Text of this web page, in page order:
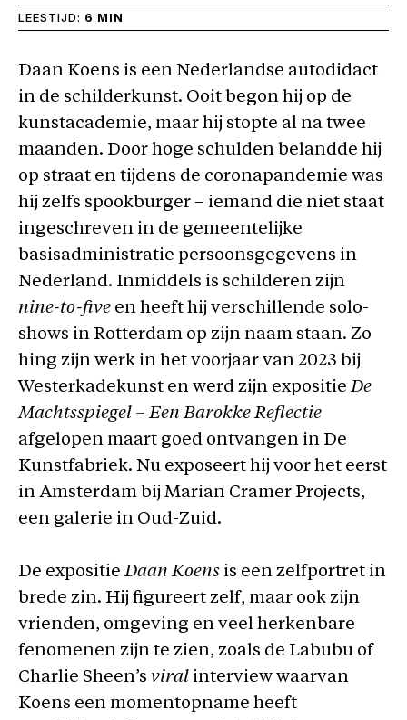
LEESTIJD: 6 MIN
Daan Koens is een Nederlandse autodidact
in de schilderkunst. Ooit begon hij op de
kunstacademie, maar hij stopte al na twee
maanden. Door hoge schulden belandde hij
op straat en tijdens de coronapandemie was
hij zelfs spookburger – iemand die niet staat
ingeschreven in de gemeentelijke
basisadministratie persoonsgegevens in
Nederland. Inmiddels is schilderen zijn
nine-to-five en heeft hij verschillende solo-
shows in Rotterdam op zijn naam staan. Zo
hing zijn werk in het voorjaar van 2023 bij
Westerkadekunst en werd zijn expositieDe
Machtsspiegel – Een Barokke Reflectie
afgelopen maart goed ontvangen in De
Kunstfabriek. Nu exposeert hij voor het eerst
in Amsterdam bij Marian Cramer Projects,
een galerie in Oud-Zuid.
De expositieDaan Koens is een zelfportret in
brede zin. Hij figureert zelf, maar ook zijn
vrienden, omgeving en veel herkenbare
fenomenen zijn te zien, zoals de Labubu of
Charlie Sheen’s viral interview waarvan
Koens een momentopname heeft